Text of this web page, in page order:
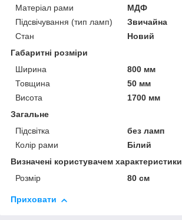
Матеріал рами
МДФ
Підсвічування (тип ламп)
Звичайна
Стан
Новий
Габаритні розміри
Ширина
800 мм
Товщина
50 мм
Висота
1700 мм
Загальне
Підсвітка
без ламп
Колір рами
Білий
Визначені користувачем характеристики
Розмір
80 см
Приховати